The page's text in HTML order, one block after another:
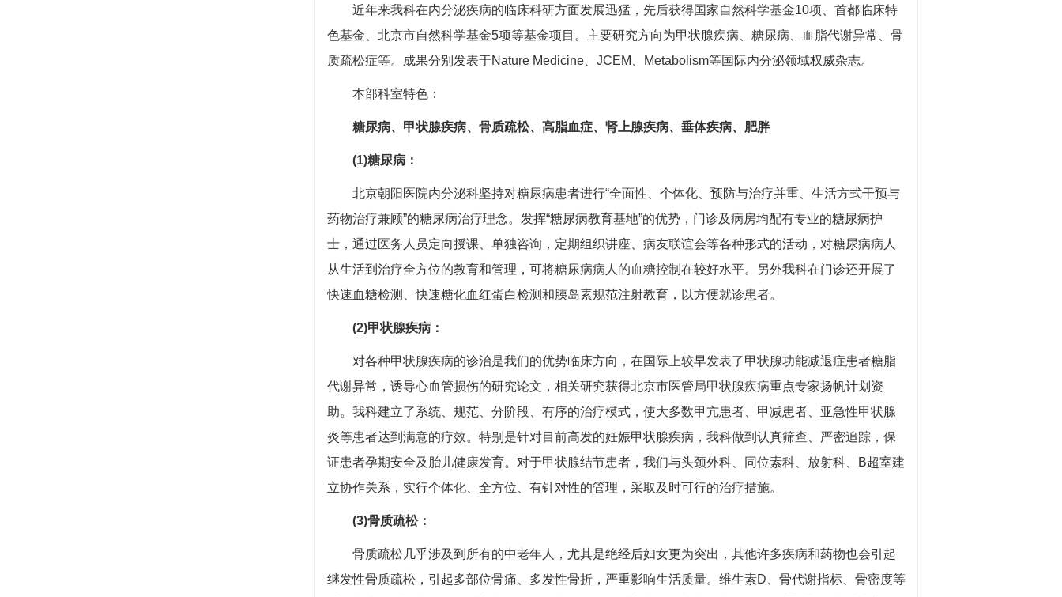
近年来我科在内分泌疾病的临床科研方面发展迅猛，先后获得国家自然科学基金10项、首都临床特
色基金、北京市自然科学基金5项等基金项目。主要研究方向为甲状腺疾病、糖尿病、血脂代谢异常、骨
质疏松症等。成果分别发表于Nature Medicine、JCEM、Metabolism等国际内分泌领域权威杂志。
本部科室特色：
糖尿病、甲状腺疾病、骨质疏松、高脂血症、肾上腺疾病、垂体疾病、肥胖
(1)糖尿病：
北京朝阳医院内分泌科坚持对糖尿病患者进行“全面性、个体化、预防与治疗并重、生活方式干预与
药物治疗兼顾”的糖尿病治疗理念。发挥“糖尿病教育基地”的优势，门诊及病房均配有专业的糖尿病护
士，通过医务人员定向授课、单独咨询，定期组织讲座、病友联谊会等各种形式的活动，对糖尿病病人
从生活到治疗全方位的教育和管理，可将糖尿病病人的血糖控制在较好水平。另外我科在门诊还开展了
快速血糖检测、快速糖化血红蛋白检测和胰岛素规范注射教育，以方便就诊患者。
(2)甲状腺疾病：
对各种甲状腺疾病的诊治是我们的优势临床方向，在国际上较早发表了甲状腺功能减退症患者糖脂
代谢异常，诱导心血管损伤的研究论文，相关研究获得北京市医管局甲状腺疾病重点专家扬帆计划资
助。我科建立了系统、规范、分阶段、有序的治疗模式，使大多数甲亢患者、甲减患者、亚急性甲状腺
炎等患者达到满意的疗效。特别是针对目前高发的妊娠甲状腺疾病，我科做到认真筛查、严密追踪，保
证患者孕期安全及胎儿健康发育。对于甲状腺结节患者，我们与头颈外科、同位素科、放射科、B超室建
立协作关系，实行个体化、全方位、有针对性的管理，采取及时可行的治疗措施。
(3)骨质疏松：
骨质疏松几乎涉及到所有的中老年人，尤其是绝经后妇女更为突出，其他许多疾病和药物也会引起
继发性骨质疏松，引起多部位骨痛、多发性骨折，严重影响生活质量。维生素D、骨代谢指标、骨密度等